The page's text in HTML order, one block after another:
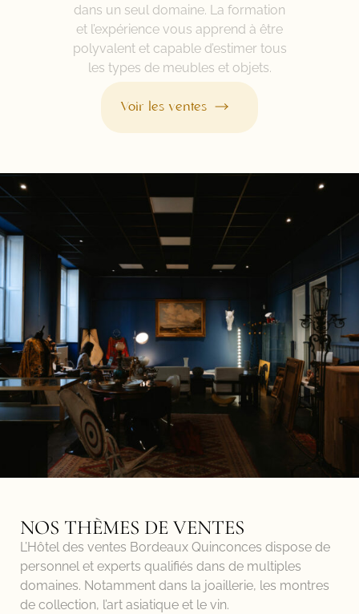
dans un seul domaine. La formation
et l’expérience vous apprend à être
polyvalent et capable d’estimer tous
les types de meubles et objets.
Voir les ventes
NOS THÈMES DE VENTES
L’Hôtel des ventes Bordeaux Quinconces dispose de
personnel et experts qualifiés dans de multiples
domaines. Notamment dans la joaillerie, les montres
de collection, l’art asiatique et le vin.